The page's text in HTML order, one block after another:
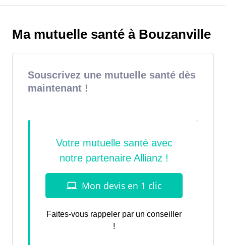
Ma mutuelle santé à Bouzanville
Souscrivez une mutuelle santé dès
maintenant !
Faites-vous rappeler par un conseiller
!